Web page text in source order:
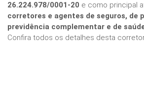
26.224.978/0001-20 e como principal
corretores e agentes de seguros, de
previdência complementar e de
Confira todos os detalhes desta